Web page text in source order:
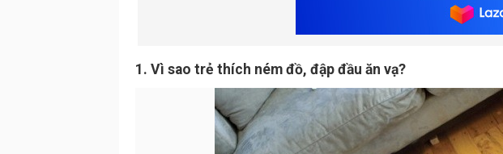
1. Vì sao trẻ thích ném đồ, đập đầu ăn vạ?